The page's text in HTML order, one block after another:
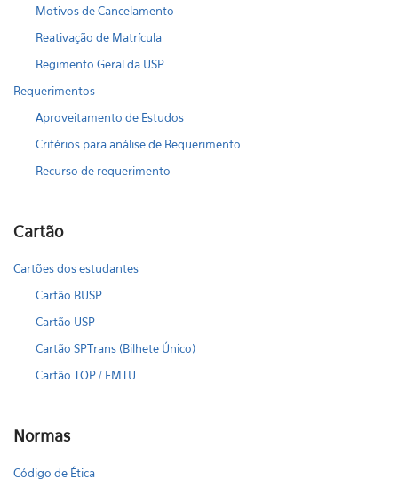
Motivos de Cancelamento
Reativação de Matrícula
Regimento Geral da USP
Requerimentos
Aproveitamento de Estudos
Critérios para análise de Requerimento
Recurso de requerimento
Cartão
Cartões dos estudantes
Cartão BUSP
Cartão USP
Cartão SPTrans (Bilhete Único)
Cartão TOP / EMTU
Normas
Código de Ética